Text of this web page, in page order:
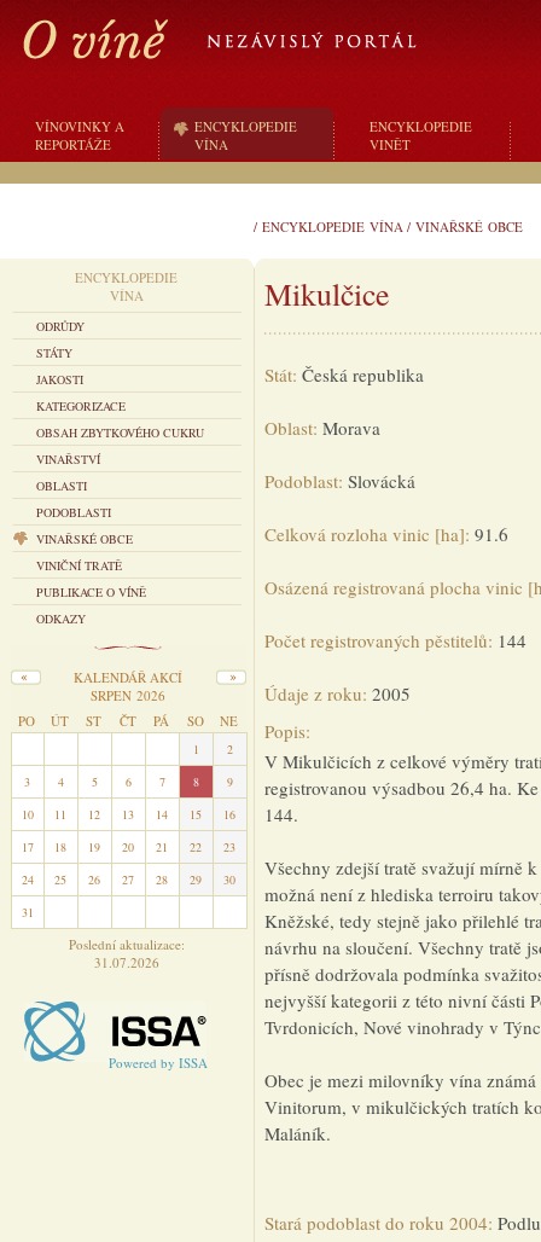
VÍNOVINKY A
REPORTÁŽE
ENCYKLOPEDIE
VÍNA
ENCYKLOPEDIE
VINĚT
/ ENCYKLOPEDIE VÍNA / VINAŘSKÉ OBCE
ENCYKLOPEDIE
VÍNA
ODRŮDY
STÁTY
JAKOSTI
KATEGORIZACE
OBSAH ZBYTKOVÉHO CUKRU
VINAŘSTVÍ
OBLASTI
PODOBLASTI
VINAŘSKÉ OBCE
VINIČNÍ TRATĚ
PUBLIKACE O VÍNĚ
ODKAZY
KALENDÁŘ AKCÍ
SRPEN 2026
PO
ÚT ST ČT PÁ SO NE
1
2
3
4 5 6 7 8
9
10
11 12 13 14 15
16
17
18 19 20 21 22
23
24
25 26 27 28 29
30
31
Poslední aktualizace:
31.07.2026
Powered by ISSA
Mikulčice
Stát: Česká republika
Oblast: Morava
Podoblast: Slovácká
Celková rozloha vinic [ha]: 91.6
Osázená registrovaná plocha vinic
Počet registrovaných pěstitelů: 144
Údaje z roku: 2005
Popis:
V Mikulčicích z celkové výměry
registrovanou výsadbou 26,4 ha.
144.
Všechny zdejší tratě svažují mírně
možná není z hlediska terroiru
Kněžské, tedy stejně jako přilehlé
návrhu na sloučení. Všechny tratě
přísně dodržovala podmínka
nejvyšší kategorii z této nivní části
Tvrdonicích, Nové vinohrady v
Obec je mezi milovníky vína
Vinitorum, v mikulčických tratích
Maláník.
Stará podoblast do roku 2004: